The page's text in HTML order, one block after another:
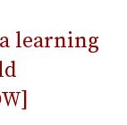
learning